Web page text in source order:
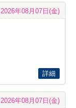
2026年08月07日(金)
詳細
2026年08月07日(金)